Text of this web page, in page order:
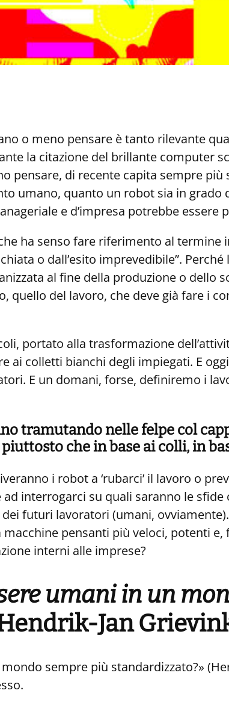
o meno pensare è tanto rilevante
la citazione del brillante computer
pensare, di recente capita sempre
umano, quanto un robot sia in
e d’impresa potrebbe
ha senso fare riferimento al termine
o dall’esito imprevedibile”.
al fine della produzione o dello
quello del lavoro, che deve già fare i
portato alla trasformazione
ai colletti bianchi degli impiegati. E
E un domani, forse, definiremo i
tramutando nelle felpe col
che in base ai colli, in
i robot a ‘rubarci’ il lavoro o
interrogarci su quali saranno le
futuri lavoratori (umani,
pensanti più veloci, potenti
interni alle imprese?
umani in un
Jan
sempre più standardizzato?»